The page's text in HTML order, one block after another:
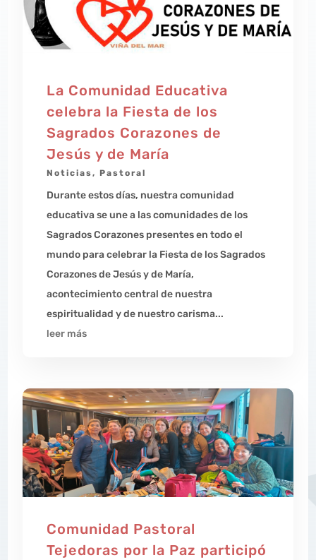
La Comunidad Educativa
celebra la Fiesta de los
Sagrados Corazones de
Jesús y de María
Noticias,Pastoral
Durante estos días, nuestra comunidad
educativa se une a las comunidades de los
Sagrados Corazones presentes en todo el
mundo para celebrar la Fiesta de los Sagrados
Corazones de Jesús y de María,
acontecimiento central de nuestra
espiritualidad y de nuestro carisma...
leer más
Comunidad Pastoral
Tejedoras por la Paz participó